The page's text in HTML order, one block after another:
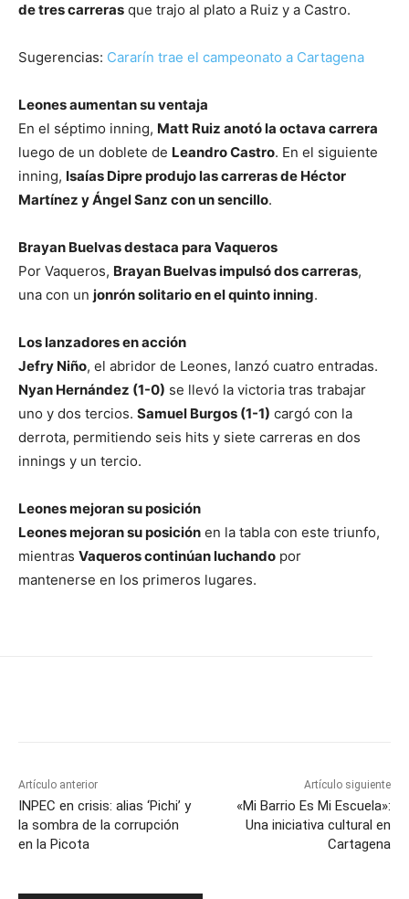
de tres carreras que trajo al plato a Ruiz y a Castro.
Sugerencias: Cararín trae el campeonato a Cartagena
Leones aumentan su ventaja
En el séptimo inning, Matt Ruiz anotó la octava carrera
luego de un doblete de Leandro Castro. En el siguiente
inning, Isaías Dipre produjo las carreras de Héctor
Martínez y Ángel Sanz con un sencillo.
Brayan Buelvas destaca para Vaqueros
Por Vaqueros, Brayan Buelvas impulsó dos carreras,
una con un jonrón solitario en el quinto inning.
Los lanzadores en acción
Jefry Niño, el abridor de Leones, lanzó cuatro entradas.
Nyan Hernández (1-0) se llevó la victoria tras trabajar
uno y dos tercios. Samuel Burgos (1-1) cargó con la
derrota, permitiendo seis hits y siete carreras en dos
innings y un tercio.
Leones mejoran su posición
Leones mejoran su posición en la tabla con este triunfo,
mientras Vaqueros continúan luchando por
mantenerse en los primeros lugares.
Artículo anterior
INPEC en crisis: alias ‘Pichi’ y
la sombra de la corrupción
en la Picota
Artículo siguiente
«Mi Barrio Es Mi Escuela»:
Una iniciativa cultural en
Cartagena